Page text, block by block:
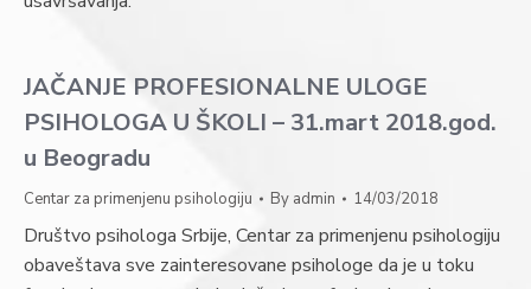
JAČANJE PROFESIONALNE ULOGE
PSIHOLOGA U ŠKOLI – 31.mart 2018.god.
u Beogradu
Centar za primenjenu psihologiju By admin 14/03/2018
Društvo psihologa Srbije, Centar za primenjenu psihologiju
obaveštava sve zainteresovane psihologe da je u toku